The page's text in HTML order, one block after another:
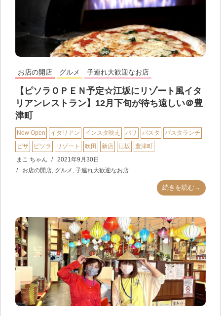
お店の開店 グルメ 子連れ大歓迎なお店
【ピソラＯＰＥＮ予定☆江坂にリゾート風イタ
リアンレストラン】12月下旬が待ち遠しい＠豊
津町
New Open イタリアン インスタ映え バリ パスタ
パスタランチ
ピザ
ピソラ リゾート 吹田 新店 江坂
豊津町
まこ ちゃん
2021年9月30日
お店の開店 グルメ 子連れ大歓迎なお店
続きを読む→